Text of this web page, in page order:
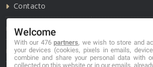
Contacto
Política de cookies
Política de privacidad
Welcome
With our 476partners, we wish to store and
your devices (cookies, pixels in emails,
combine and share your personal data with
collected on this website or in our emails,